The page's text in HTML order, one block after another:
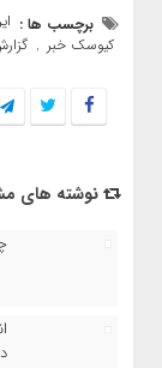
برچسب ها :
کیوسک خبر ,
نوشته های